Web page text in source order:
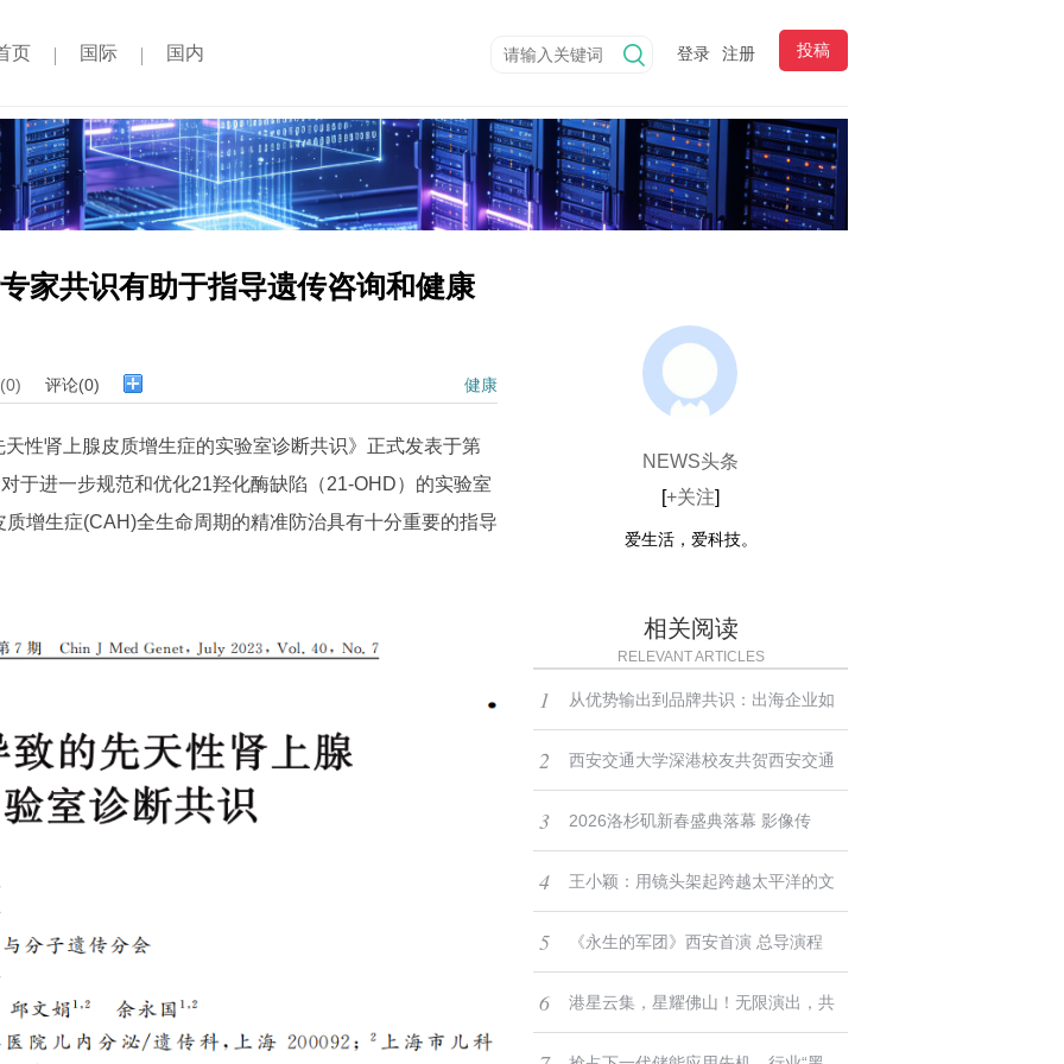
页 国际 国内 投稿
注册
登录
家共识有助于指导遗传咨询和健康
评论(0) 健康
性肾上腺皮质增生症的实验室诊断共识》正式发表于第
于进一步规范和优化21羟化酶缺陷（21-OHD）的实验室
质增生症(CAH)全生命周期的精准防治具有十分重要的指导
NEWS头条
[+关注]
爱生活，爱科技。
相关阅读
RELEVANT ARTICLES
1 从优势输出到品牌共识：出海企业如
何在北美确立长效溢价权？
2 西安交通大学深港校友共贺西安交通
大学建校130周年暨西迁70周年
3 2026洛杉矶新春盛典落幕 影像传
情、中西交融点亮马年新春
4 王小颖：用镜头架起跨越太平洋的文
化桥梁，让世界读懂中国底色
5 《永生的军团》西安首演 总导演程
岳峰跨域艺术积淀铸就文化新标杆
6 港星云集，星耀佛山！无限演出，共